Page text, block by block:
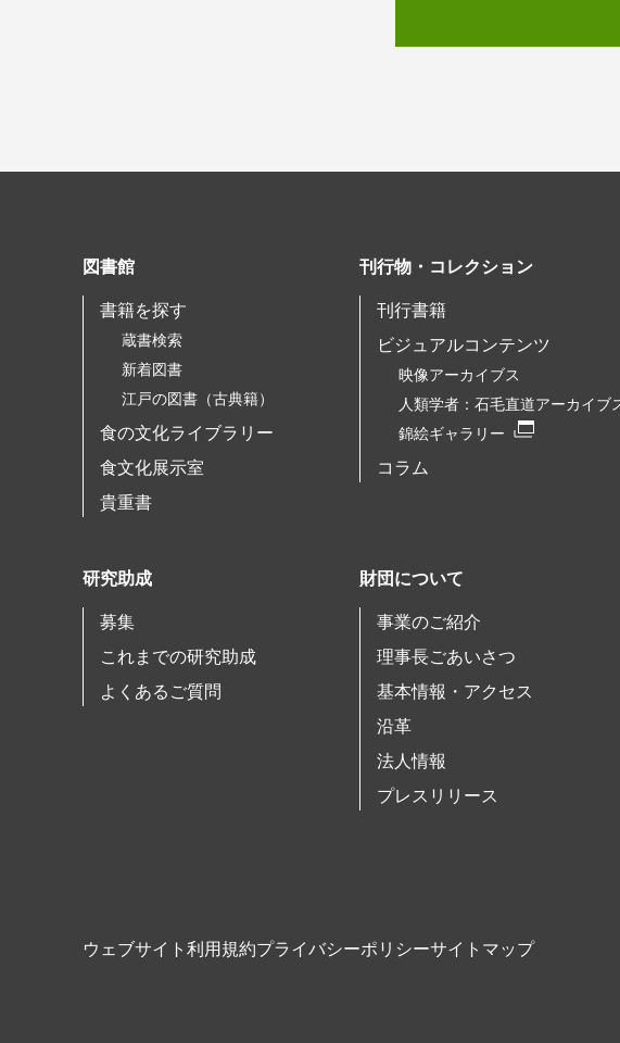
図書館
書籍を探す
蔵書検索
新着図書
江戸の図書（古典籍）
食の文化ライブラリー
食文化展示室
貴重書
刊行物・コレクション
刊行書籍
ビジュアルコンテンツ
映像アーカイブス
人類学者： 石毛直道アーカイブ
錦絵ギャラリー
コラム
研究助成
募集
これまでの研究助成
よくあるご質問
財団について
事業のご紹介
理事長ごあいさつ
基本情報・アクセス
沿革
法人情報
プレスリリース
ウェブサイト利用規約プライバシーポリシーサイトマップ